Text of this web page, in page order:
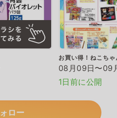
お買い得！ねこち
08月09日〜09
1日前に公開
ロー